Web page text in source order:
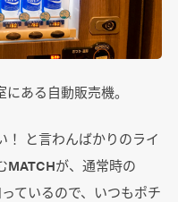
ある自動販売機。
！ と言わんばかりのライ
MATCHが、通常時の
ているので、いつもポチ